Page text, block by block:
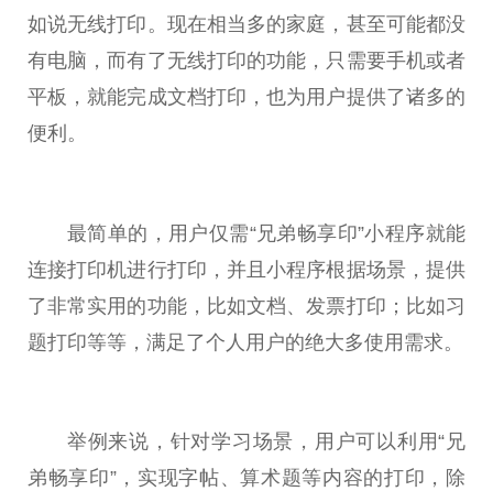
如说无线打印。现在相当多的家庭，甚至可能都没
有电脑，而有了无线打印的功能，只需要手机或者
平板，就能完成文档打印，也为用户提供了诸多的
便利。
最简单的，用户仅需“兄弟畅享印”小程序就能
连接打印机进行打印，并且小程序根据场景，提供
了非常实用的功能，比如文档、 发票打印；比如习
题打印等等，满足了个人用户的绝大多使用需求。
举例来说，针对学习 场景，用户可以利用“兄
弟畅享印”，实现字帖、算术题等内容的打印，除